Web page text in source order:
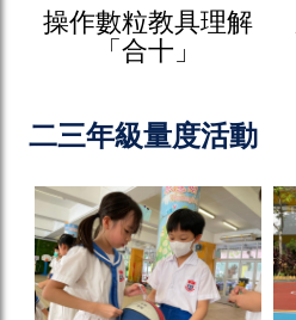
操作數粒教具理解
「合十」
二三年級量度活動